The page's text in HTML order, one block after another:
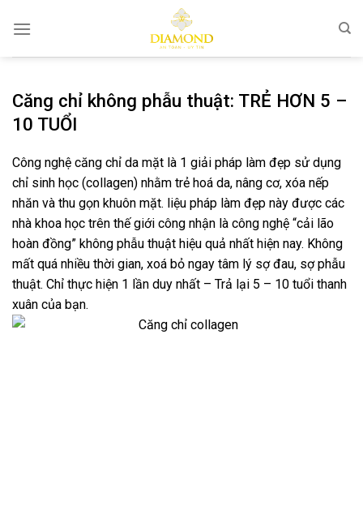
qua
Căng chỉ không phẫu thuật: TRẺ HƠN 5 –
10 TUỔI
Công nghệ căng chỉ da mặt là 1 giải pháp làm đẹp sử dụng
chỉ sinh học (collagen) nhằm trẻ hoá da, nâng cơ, xóa nếp
nhăn và thu gọn khuôn mặt. liệu pháp làm đẹp này được các
nhà khoa học trên thế giới công nhận là công nghệ “cải lão
hoàn đồng” không phẫu thuật hiệu quả nhất hiện nay. Không
mất quá nhiều thời gian, xoá bỏ ngay tâm lý sợ đau, sợ phẫu
thuật. Chỉ thực hiện 1 lần duy nhất – Trả lại 5 – 10 tuổi thanh
xuân của bạn.